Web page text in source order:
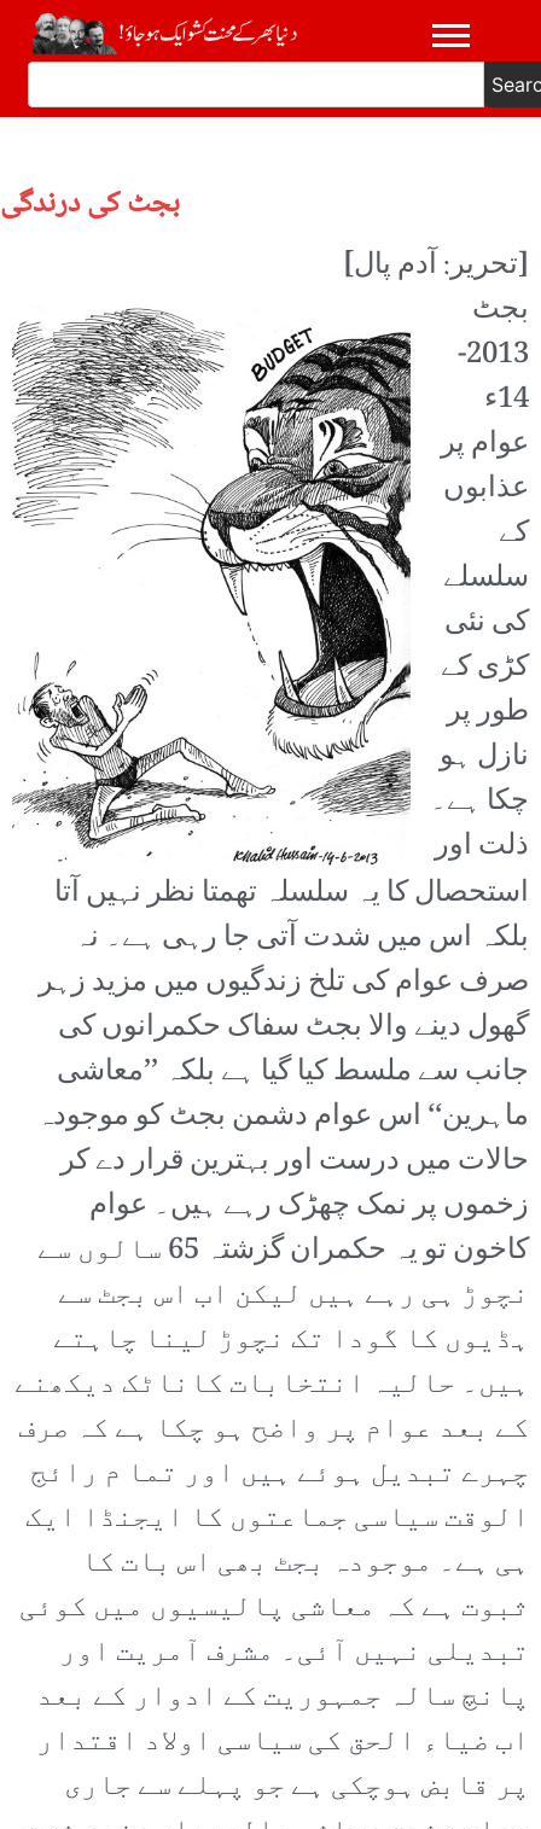
بجٹ کی درندگی
[تحریر: آدم پال]
بجٹ
2013-
14ء
عوام پر
عذابوں
کے
سلسلے
کی نئی
کڑی کے
طور پر
نازل ہو
چکا ہے۔
ذلت اور
استحصال کا یہ سلسلہ تھمتا نظر نہیں آتا
بلکہ اس میں شدت آتی جا رہی ہے۔ نہ
صرف عوام کی تلخ زندگیوں میں مزید زہر
گھول دینے والا بجٹ سفاک حکمرانوں کی
جانب سے ملسط کیا گیا ہے بلکہ ’’معاشی
ماہرین‘‘ اس عوام دشمن بجٹ کو موجودہ
حالات میں درست اور بہترین قرار دے کر
زخموں پر نمک چھڑک رہے ہیں۔ عوام
کاخون تو یہ حکمران گزشتہ 65 سالوں سے
نچوڑ ہی رہے ہیں لیکن اب اس بجٹ سے
ہڈیوں کا گودا تک نچوڑ لینا چاہتے
ہیں۔ حالیہ انتخابات کاناٹک دیکھنے
کے بعد عوام پر واضح ہو چکا ہے کہ صرف
چہرے تبدیل ہوئے ہیں اور تما م رائج
الوقت سیاسی جماعتوں کا ایجنڈا ایک
ہی ہے۔ موجودہ بجٹ بھی اس بات کا
ثبوت ہے کہ معاشی پالیسیوں میں کوئی
تبدیلی نہیں آئی۔ مشرف آمریت اور
پانچ سالہ جمہوریت کے ادوار کے بعد
اب ضیاء الحق کی سیاسی اولاد اقتدار
پر قابض ہوچکی ہے جو پہلے سے جاری